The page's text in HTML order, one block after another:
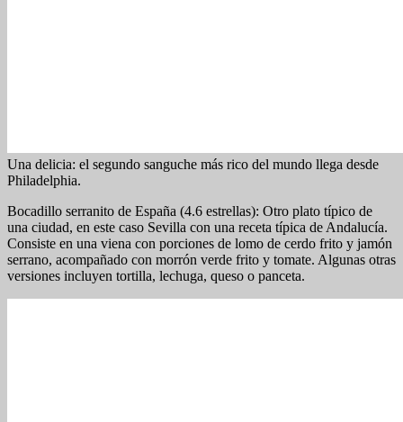
Una delicia: el segundo sanguche más rico del mundo llega desde
Philadelphia.
Bocadillo serranito de España (4.6 estrellas): Otro plato típico de
una ciudad, en este caso Sevilla con una receta típica de Andalucía.
Consiste en una viena con porciones de lomo de cerdo frito y jamón
serrano, acompañado con morrón verde frito y tomate. Algunas otras
versiones incluyen tortilla, lechuga, queso o panceta.